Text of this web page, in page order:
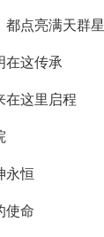
都点亮满天群星
在这传承
在这里启程
永恒
使命